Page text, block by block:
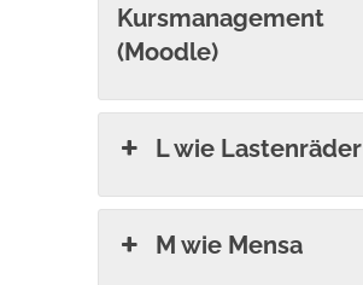
Kursmanagement
(Moodle)
L wie Lastenräder
M wie Mensa